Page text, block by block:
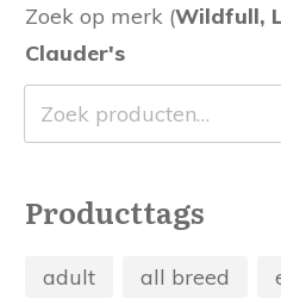
Zoek op merk (Wildfull,
Clauder's
Zoeken
naar:
Producttags
adult all breed